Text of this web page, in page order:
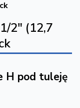
2″ (12,7
H pod tuleję